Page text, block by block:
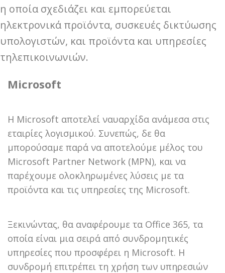
η οποία σχεδιάζει και εμπορεύεται
ηλεκτρονικά προϊόντα, συσκευές δικτύωσης
υπολογιστών, και προϊόντα και υπηρεσίες
τηλεπικοινωνιών.
Microsoft
Η Microsoft αποτελεί ναυαρχίδα ανάμεσα στις
εταιρίες λογισμικού. Συνεπώς, δε θα
μπορούσαμε παρά να αποτελούμε μέλος του
Microsoft Partner Network (MPN), και να
παρέχουμε ολοκληρωμένες λύσεις με τα
προϊόντα και τις υπηρεσίες της Microsoft.
Ξεκινώντας, θα αναφέρουμε τα Office 365, τα
οποία είναι μια σειρά από συνδρομητικές
υπηρεσίες που προσφέρει η Microsoft. Η
συνδρομή επιτρέπει τη χρήση των υπηρεσιών